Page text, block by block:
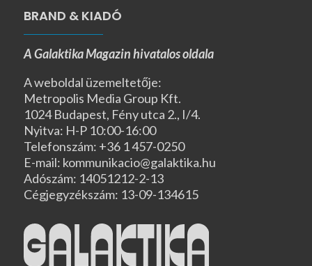
BRAND & KIADÓ
A Galaktika Magazin hivatalos oldala
A weboldal üzemeltetője:
Metropolis Media Group Kft.
1024 Budapest, Fény utca 2., I/4.
Nyitva: H-P 10:00-16:00
Telefonszám: +36 1 457-0250
E-mail: kommunikacio@galaktika.hu
Adószám: 14051212-2-13
Cégjegyzékszám: 13-09-134615